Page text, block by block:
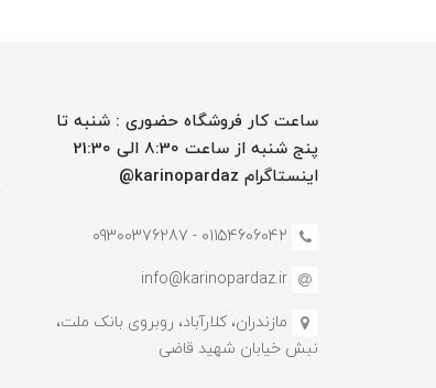
ساعت کار فروشگاه حضوری : شنبه تا
پنج شنبه از ساعت 8:30 الی 21:30
اینستاگرام karinopardaz@
01154606042 - 09300376287
info@karinopardaz.ir
مازندران، کلارآباد، روبروی بانک ملت،
نبش خیابان شهید قاضی